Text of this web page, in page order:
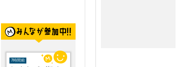
7時間前
ホットペッパーグルメ
100mile
にお申し込みがありました